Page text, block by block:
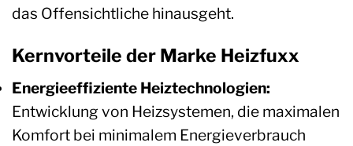
das Offensichtliche hinausgeht.
Kernvorteile der Marke Heizfuxx
Energieeffiziente Heiztechnologien:
Entwicklung von Heizsystemen, die maximalen
Komfort bei minimalem Energieverbrauch